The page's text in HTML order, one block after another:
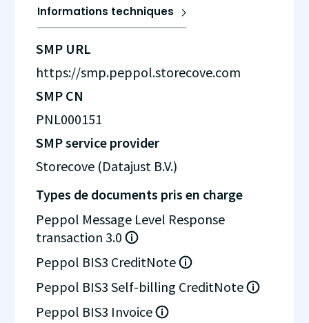
Informations techniques
SMP URL
https://smp.peppol.storecove.com
SMP CN
PNL000151
SMP service provider
Storecove (Datajust B.V.)
Types de documents pris en charge
Peppol Message Level Response
transaction 3.0
Peppol BIS3 CreditNote
Peppol BIS3 Self-billing CreditNote
Peppol BIS3 Invoice